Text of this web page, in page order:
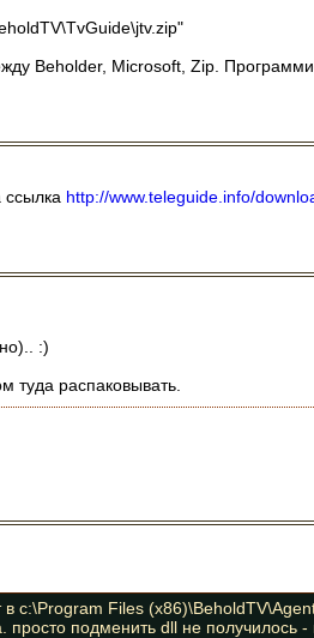
Beholder, Microsoft, Zip.
ссылка http://www.teleguide.info/
:)
туда распаковывать.
c:\Program Files
подменить dll не получилось -